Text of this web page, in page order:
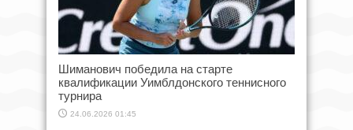
Шиманович победила на старте
квалификации Уимблдонского теннисного
турнира
24.06.2026 01:45